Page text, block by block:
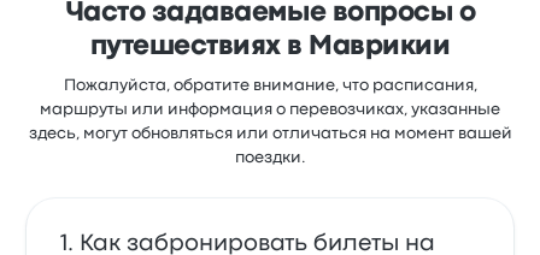
Часто задаваемые вопросы о
путешествиях в Маврикии
Пожалуйста, обратите внимание, что расписания,
маршруты или информация о перевозчиках, указанные
здесь, могут обновляться или отличаться на момент вашей
поездки.
Как забронировать билеты на